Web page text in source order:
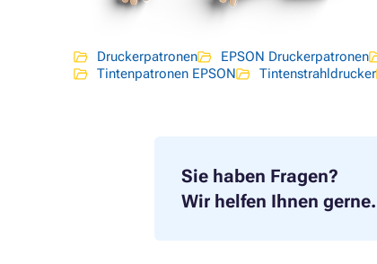
Druckerpatronen EPSON Druckerpatronen
Tintenpatronen EPSON
Tintenstrahldrucker
Sie haben Fragen?
Wir helfen Ihnen gerne.